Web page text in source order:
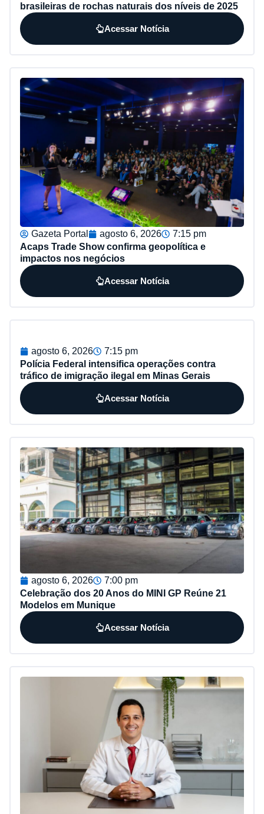
brasileiras de rochas naturais dos níveis de 2025
Acessar Notícia
Gazeta Portal agosto 6, 2026
7:15 pm
Acaps Trade Show confirma geopolítica e
impactos nos negócios
Acessar Notícia
agosto 6, 2026
7:15 pm
Polícia Federal intensifica operações contra
tráfico de imigração ilegal em Minas Gerais
Acessar Notícia
agosto 6, 2026
7:00 pm
Celebração dos 20 Anos do MINI GP Reúne 21
Modelos em Munique
Acessar Notícia